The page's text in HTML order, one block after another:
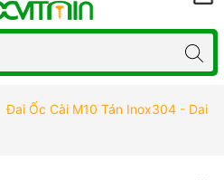
Đai Ốc Cài M10 Tán Inox304 - Dai